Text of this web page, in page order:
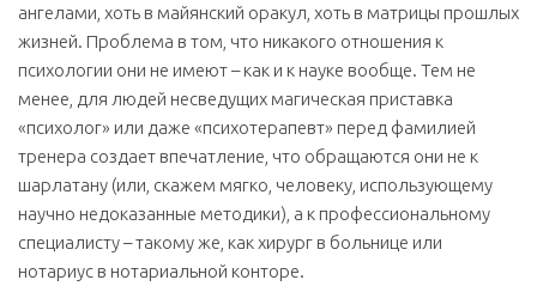
ангелами, хоть в майянский оракул, хоть в матрицы прошлых
жизней. Проблема в том, что никакого отношения к
психологии они не имеют – как и к науке вообще. Тем не
менее, для людей несведущих магическая приставка
«психолог» или даже «психотерапевт» перед фамилией
тренера создает впечатление, что обращаются они не к
шарлатану (или, скажем мягко, человеку, использующему
научно недоказанные методики), а к профессиональному
специалисту – такому же, как хирург в больнице или
нотариус в нотариальной конторе.